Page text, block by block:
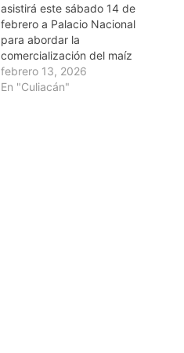
asistirá este sábado 14 de
febrero a Palacio Nacional
para abordar la
comercialización del maíz
febrero 13, 2026
En "Culiacán"